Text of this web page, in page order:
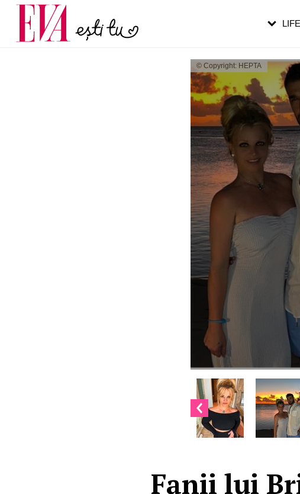
© Copyright: HEPTA
Fanii lui
Carieră
Actualitate
pe măsură ce înaintezi în